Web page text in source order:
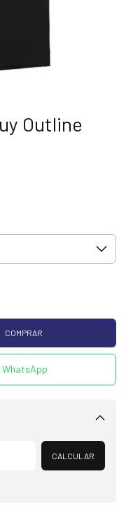
Outline
Alterar CEP
CALCULAR